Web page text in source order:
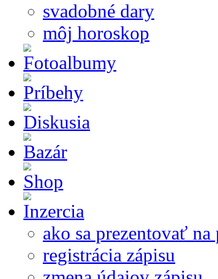
svadobné dary
môj horoskop
ako sa prezentovať
registrácia zápisu